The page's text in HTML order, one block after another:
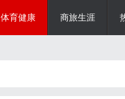
体育健康 商旅生涯